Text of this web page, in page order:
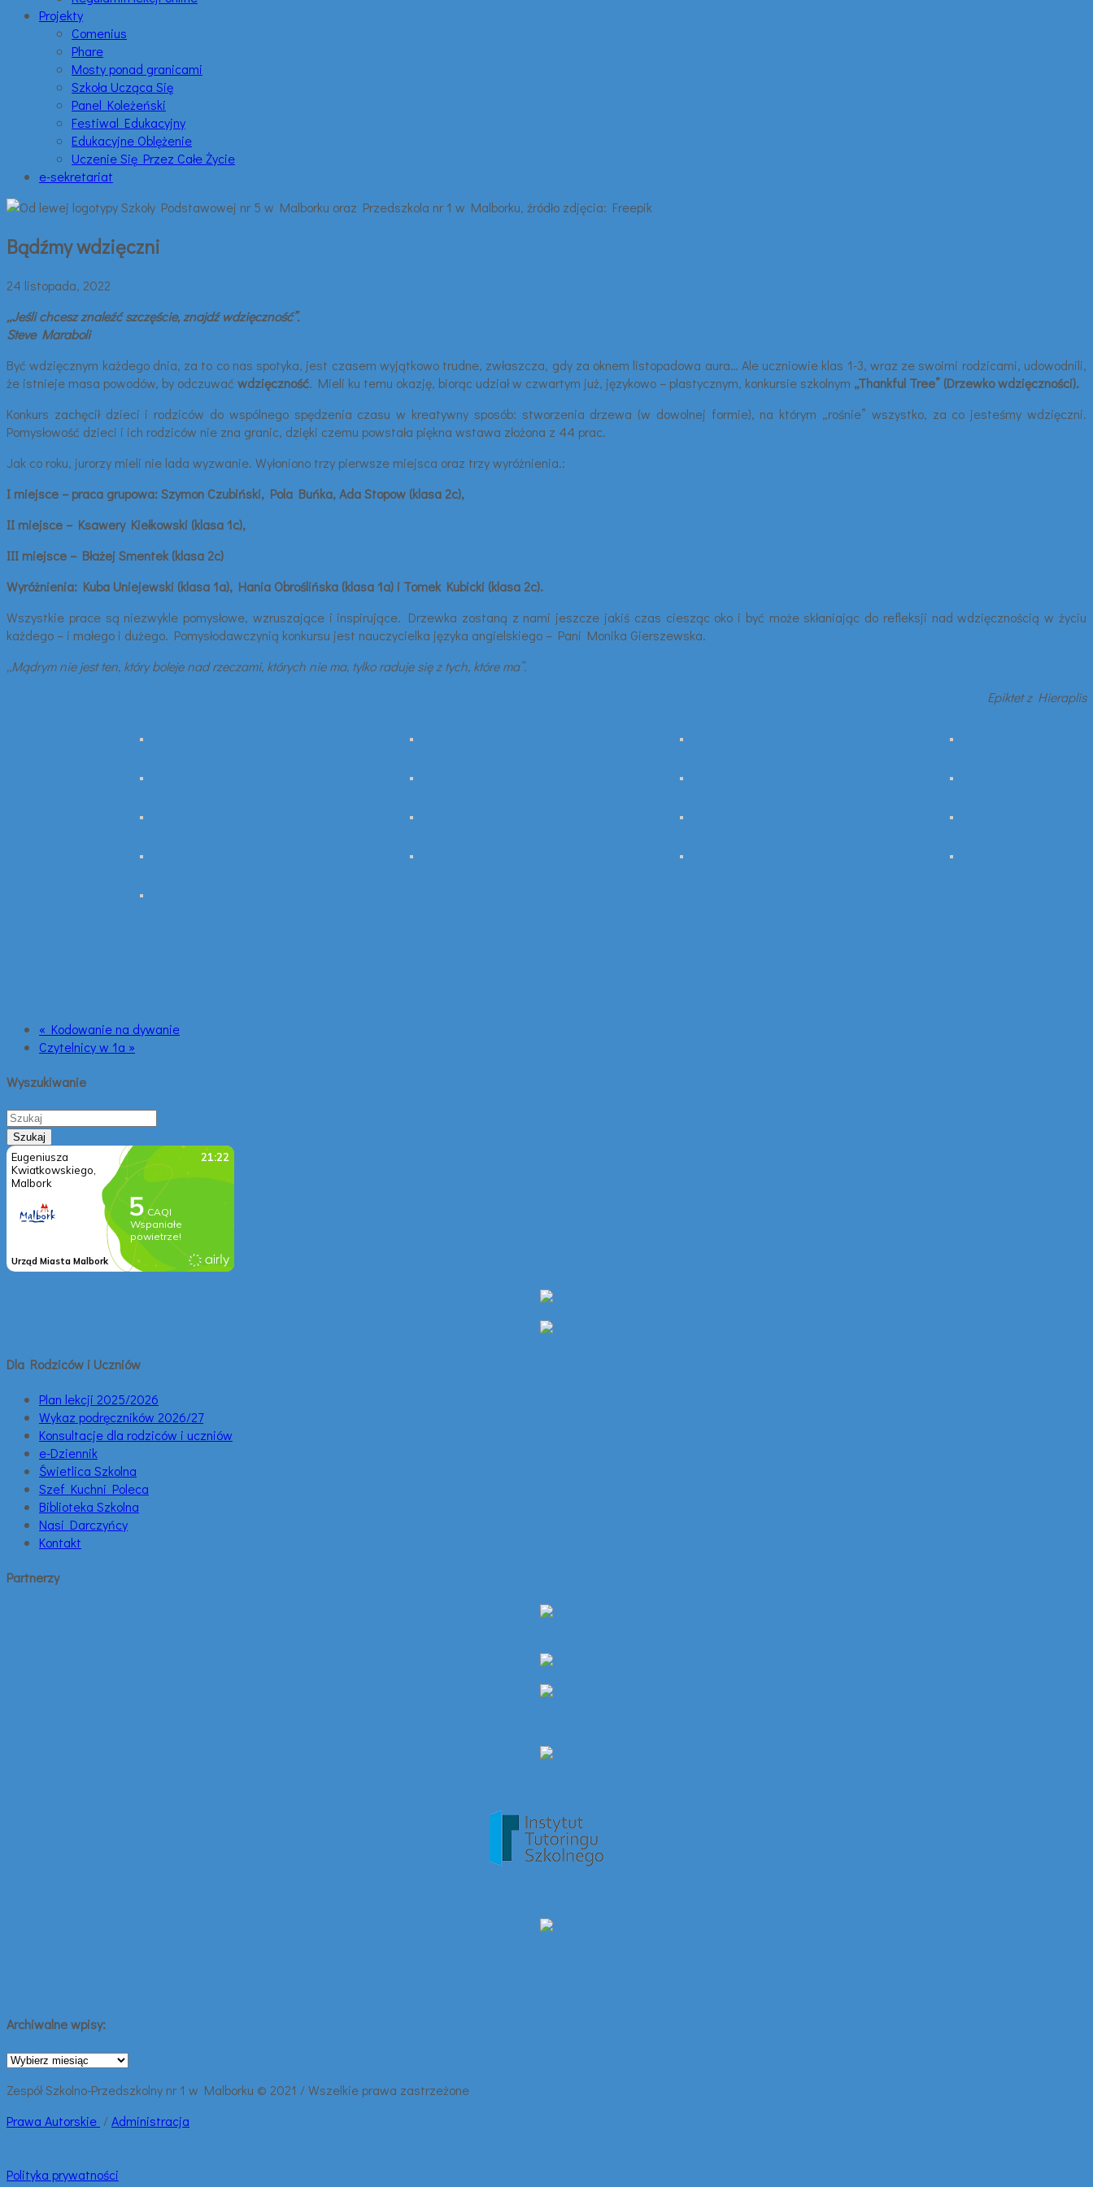
Projekty
Comenius
Phare
Mosty ponad granicami
Szkoła Ucząca Się
Panel Koleżeński
Festiwal Edukacyjny
Edukacyjne Oblężenie
Uczenie Się Przez Całe Życie
e-sekretariat
Bądźmy wdzięczni
24 listopada, 2022
„Jeśli chcesz znaleźć szczęście, znajdź wdzięczność”.
Steve Maraboli
Być wdzięcznym każdego dnia, za to co nas spotyka, jest czasem wyjątkowo trudne, zwłaszcza, gdy za oknem listopadowa aura… Ale uczniowie klas 1-3, wraz ze swoimi rodzicami, udowodnili,
że istnieje masa powodów, by odczuwać wdzięczność. Mieli ku temu okazję, biorąc udział w czwartym już, językowo – plastycznym, konkursie szkolnym „Thankful Tree” (Drzewko wdzięczności).
Konkurs zachęcił dzieci i rodziców do wspólnego spędzenia czasu w kreatywny sposób: stworzenia drzewa (w dowolnej formie), na którym „rośnie” wszystko, za co jesteśmy wdzięczni.
Pomysłowość dzieci i ich rodziców nie zna granic, dzięki czemu powstała piękna wstawa złożona z 44 prac.
Jak co roku, jurorzy mieli nie lada wyzwanie. Wyłoniono trzy pierwsze miejsca oraz trzy wyróżnienia.:
I miejsce – praca grupowa: Szymon Czubiński, Pola Buńka, Ada Stopow (klasa 2c),
II miejsce – Ksawery Kiełkowski (klasa 1c),
III miejsce – Błażej Smentek (klasa 2c)
Wyróżnienia: Kuba Uniejewski (klasa 1a), Hania Obroślińska (klasa 1a) i Tomek Kubicki (klasa 2c).
Wszystkie prace są niezwykle pomysłowe, wzruszające i inspirujące. Drzewka zostaną z nami jeszcze jakiś czas ciesząc oko i być może skłaniając do refleksji nad wdzięcznością w życiu
każdego – i małego i dużego. Pomysłodawczynią konkursu jest nauczycielka języka angielskiego – Pani Monika Gierszewska.
„Mądrym nie jest ten, który boleje nad rzeczami, których nie ma, tylko raduje się z tych, które ma”.
Epiktet z Hieraplis
« Kodowanie na dywanie
Czytelnicy w 1a »
Wyszukiwanie
Dla Rodziców i Uczniów
Plan lekcji 2025/2026
Wykaz podręczników 2026/27
Konsultacje dla rodziców i uczniów
e-Dziennik
Świetlica Szkolna
Szef Kuchni Poleca
Biblioteka Szkolna
Nasi Darczyńcy
Kontakt
Partnerzy
Archiwalne wpisy:
Archiwalne
Zespół Szkolno-Przedszkolny nr 1 w Malborku © 2021 / Wszelkie prawa zastrzeżone
Prawa Autorskie /Administracja
Polityka prywatności